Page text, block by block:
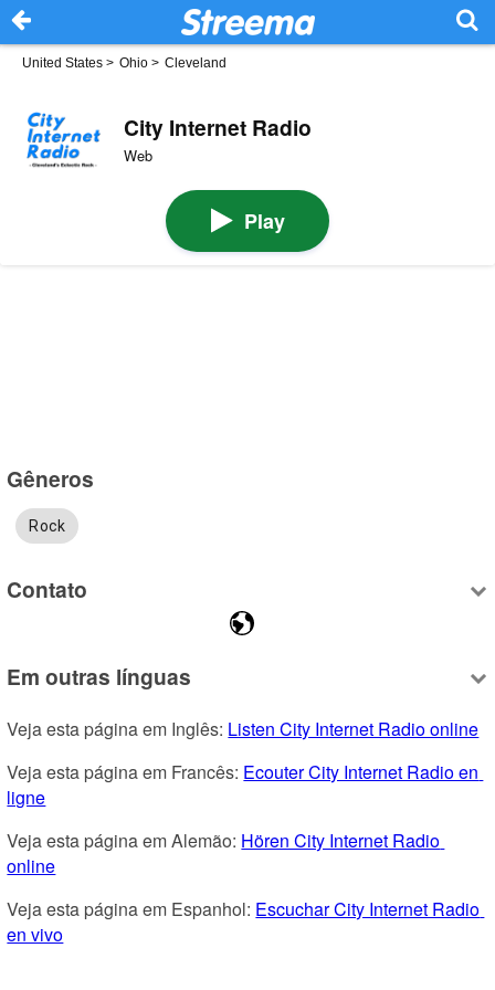
United States > Ohio > Cleveland
City Internet Radio
Web
Play
Gêneros
Rock
Contato
Em outras línguas
Veja esta página em Inglês: Listen City Internet Radio online
Veja esta página em Francês: Ecouter City Internet Radio en
ligne
Veja esta página em Alemão: Hören City Internet Radio
online
Veja esta página em Espanhol: Escuchar City Internet Radio
en vivo